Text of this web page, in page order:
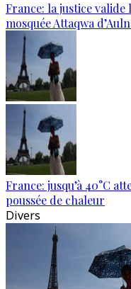
France: la justice
mosquée Attaqwa
France: jusqu’à 40°C
poussée de chaleur
Divers